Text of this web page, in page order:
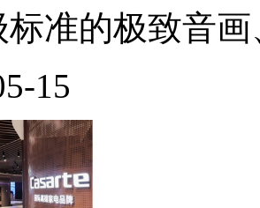
准的极致音画
15